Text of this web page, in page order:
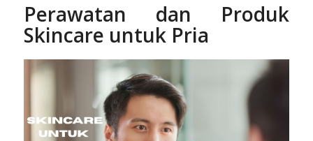
Perawatan dan Produk
Skincare untuk Pria